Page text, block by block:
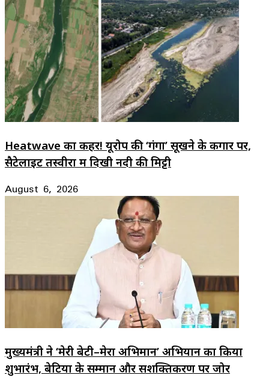
Heatwave का कहर! यूरोप की ‘गंगा’ सूखने के कगार पर,
सैटेलाइट तस्वीरों में दिखी नदी की मिट्टी
August 6, 2026
मुख्यमंत्री ने ‘मेरी बेटी–मेरा अभिमान’ अभियान का किया
शुभारंभ, बेटियों के सम्मान और सशक्तिकरण पर जोर